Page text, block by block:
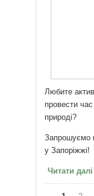
Любите
провести
природі?
Запрошуємо
у Запоріжжі!
Читати далі